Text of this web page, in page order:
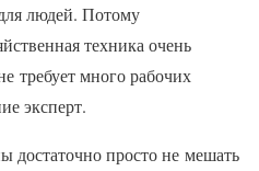
людей. Потому
техника очень
требует много рабочих
эксперт.
достаточно просто не мешать